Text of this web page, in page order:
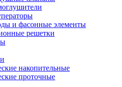
и фасонные элементы
решетки
накопительные
проточные